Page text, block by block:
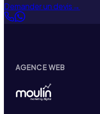
Demander un devis→
AGENCE WEB